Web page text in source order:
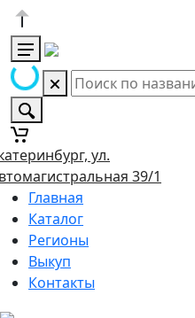
ул.
39/1
Главная
Каталог
Регионы
Выкуп
Контакты